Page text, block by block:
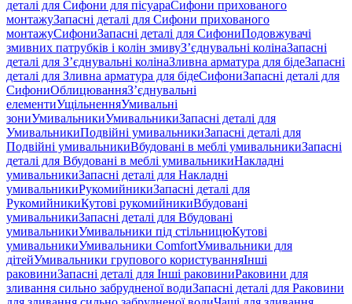
деталі для Сифони для пісуараСифони прихованого
монтажуЗапасні деталі для Сифони прихованого
монтажуСифониЗапасні деталі для СифониПодовжувачі
змивних патрубків і колін змивуЗ’єднувальні колінаЗапасні
деталі для З’єднувальні колінаЗливна арматура для бідеЗапасні
деталі для Зливна арматура для бідеСифониЗапасні деталі для
СифониОблицюванняЗ’єднувальні
елементиУщільненняУмивальні
зониУмивальникиУмивальникиЗапасні деталі для
УмивальникиПодвійні умивальникиЗапасні деталі для
Подвійні умивальникиВбудовані в меблі умивальникиЗапасні
деталі для Вбудовані в меблі умивальникиНакладні
умивальникиЗапасні деталі для Накладні
умивальникиРукомийникиЗапасні деталі для
РукомийникиКутові рукомийникиВбудовані
умивальникиЗапасні деталі для Вбудовані
умивальникиУмивальники під стільницюКутові
умивальникиУмивальники ComfortУмивальники для
дітейУмивальники групового користуванняІнші
раковиниЗапасні деталі для Інші раковиниРаковини для
зливання сильно забрудненої водиЗапасні деталі для Раковини